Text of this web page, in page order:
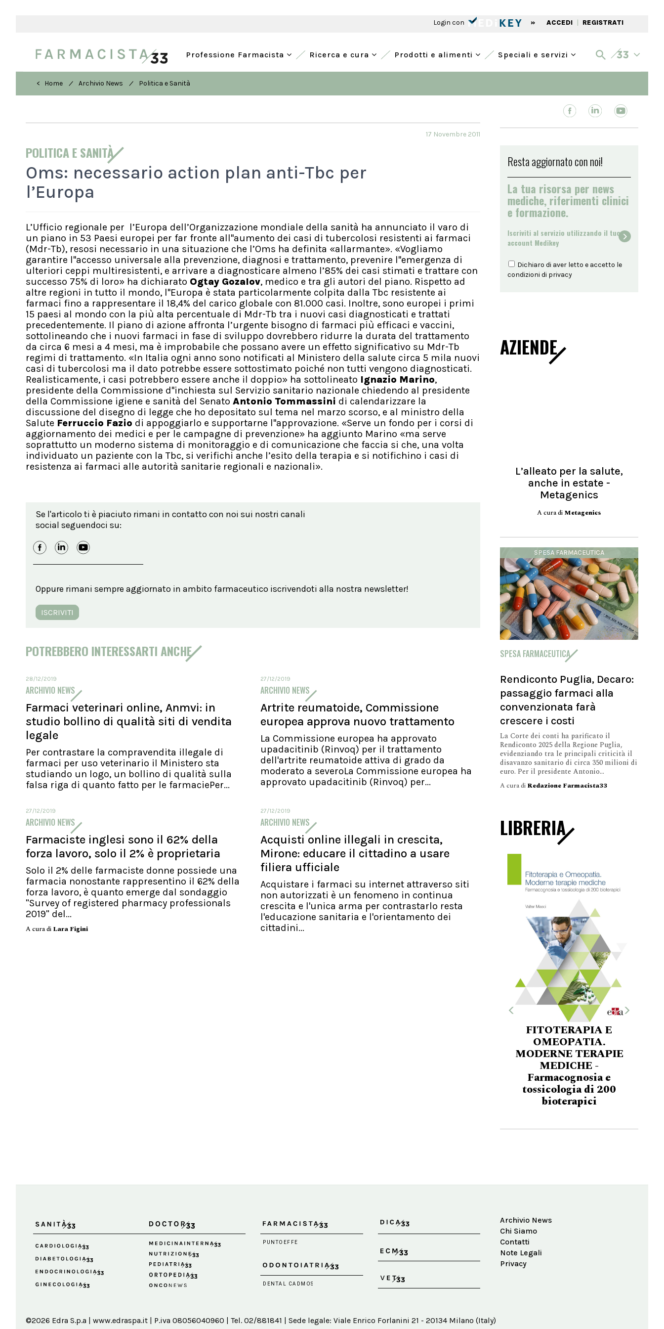
Login con » ACCEDI | REGISTRATI
Professione Farmacista Ricerca e cura Prodotti e alimenti Speciali e servizi
< Home / Archivio News / Politica e Sanità
POLITICA E SANITÀ
17 Novembre 2011
Oms: necessario action plan anti-Tbc per
l’Europa
L’Ufficio regionale per l’Europa dell’Organizzazione mondiale della sanità ha annunciato il varo di
un piano in 53 Paesi europei per far fronte all''aumento dei casi di tubercolosi resistenti ai farmaci
(Mdr-Tb), resosi necessario in una situazione che l’Oms ha definita «allarmante». «Vogliamo
garantire l''accesso universale alla prevenzione, diagnosi e trattamento, prevenire l''emergenza di
ulteriori ceppi multiresistenti, e arrivare a diagnosticare almeno l’85% dei casi stimati e trattare con
successo 75% di loro» ha dichiarato Ogtay Gozalov, medico e tra gli autori del piano. Rispetto ad
altre regioni in tutto il mondo, l''Europa è stata particolarmente colpita dalla Tbc resistente ai
farmaci fino a rappresentare il 18,4% del carico globale con 81.000 casi. Inoltre, sono europei i primi
15 paesi al mondo con la più alta percentuale di Mdr-Tb tra i nuovi casi diagnosticati e trattati
precedentemente. Il piano di azione affronta l’urgente bisogno di farmaci più efficaci e vaccini,
sottolineando che i nuovi farmaci in fase di sviluppo dovrebbero ridurre la durata del trattamento
da circa 6 mesi a 4 mesi, ma è improbabile che possano avere un effetto significativo su Mdr-Tb
regimi di trattamento. «In Italia ogni anno sono notificati al Ministero della salute circa 5 mila nuovi
casi di tubercolosi ma il dato potrebbe essere sottostimato poiché non tutti vengono diagnosticati.
Realisticamente, i casi potrebbero essere anche il doppio» ha sottolineato Ignazio Marino,
presidente della Commissione d''inchiesta sul Servizio sanitario nazionale chiedendo al presidente
della Commissione igiene e sanità del Senato Antonio Tommassini di calendarizzare la
discussione del disegno di legge che ho depositato sul tema nel marzo scorso, e al ministro della
Salute Ferruccio Fazio di appoggiarlo e supportarne l''approvazione. «Serve un fondo per i corsi di
aggiornamento dei medici e per le campagne di prevenzione» ha aggiunto Marino «ma serve
soprattutto un moderno sistema di monitoraggio e di comunicazione che faccia si che, una volta
individuato un paziente con la Tbc, si verifichi anche l’esito della terapia e si notifichino i casi di
resistenza ai farmaci alle autorità sanitarie regionali e nazionali».
Se l'articolo ti è piaciuto rimani in contatto con noi sui nostri canali
social seguendoci su:
Oppure rimani sempre aggiornato in ambito farmaceutico iscrivendoti alla nostra newsletter!
ISCRIVITI
POTREBBERO INTERESSARTI ANCHE
28/12/2019
ARCHIVIO NEWS
Farmaci veterinari online, Anmvi: in
studio bollino di qualità siti di vendita
legale
Per contrastare la compravendita illegale di
farmaci per uso veterinario il Ministero sta
studiando un logo, un bollino di qualità sulla
falsa riga di quanto fatto per le farmaciePer...
27/12/2019
ARCHIVIO NEWS
Artrite reumatoide, Commissione
europea approva nuovo trattamento
La Commissione europea ha approvato
upadacitinib (Rinvoq) per il trattamento
dell'artrite reumatoide attiva di grado da
moderato a severoLa Commissione europea ha
approvato upadacitinib (Rinvoq) per...
27/12/2019
ARCHIVIO NEWS
Farmaciste inglesi sono il 62% della
forza lavoro, solo il 2% è proprietaria
Solo il 2% delle farmaciste donne possiede una
farmacia nonostante rappresentino il 62% della
forza lavoro, è quanto emerge dal sondaggio
"Survey of registered pharmacy professionals
2019" del...
A cura di Lara Figini
27/12/2019
ARCHIVIO NEWS
Acquisti online illegali in crescita,
Mirone: educare il cittadino a usare
filiera ufficiale
Acquistare i farmaci su internet attraverso siti
non autorizzati è un fenomeno in continua
crescita e l'unica arma per contrastarlo resta
l'educazione sanitaria e l'orientamento dei
cittadini...
Resta aggiornato con noi!
La tua risorsa per news
mediche, riferimenti clinici
e formazione.
Iscriviti al servizio utilizzando il tuo
account Medikey
Dichiaro di aver letto e accetto le
condizioni di privacy
AZIENDE
L’alleato per la salute,
anche in estate -
Metagenics
A cura di Metagenics
SPESA FARMACEUTICA
SPESA FARMACEUTICA
Rendiconto Puglia, Decaro:
passaggio farmaci alla
convenzionata farà
crescere i costi
La Corte dei conti ha parificato il
Rendiconto 2025 della Regione Puglia,
evidenziando tra le principali criticità il
disavanzo sanitario di circa 350 milioni di
euro. Per il presidente Antonio...
A cura di Redazione Farmacista33
LIBRERIA
FITOTERAPIA E
OMEOPATIA.
MODERNE TERAPIE
MEDICHE -
Farmacognosia e
tossicologia di 200
bioterapici
Archivio News
Chi Siamo
Contatti
Note Legali
Privacy
©2026 Edra S.p.a | www.edraspa.it | P.iva 08056040960 | Tel. 02/881841 | Sede legale: Viale Enrico Forlanini 21 - 20134 Milano (Italy)